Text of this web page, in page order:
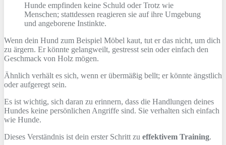
Hunde empfinden keine Schuld oder Trotz wie
Menschen; stattdessen reagieren sie auf ihre Umgebung
und angeborene Instinkte.
Wenn dein Hund zum Beispiel Möbel kaut, tut er das nicht, um dich
zu ärgern. Er könnte gelangweilt, gestresst sein oder einfach den
Geschmack von Holz mögen.
Ähnlich verhält es sich, wenn er übermäßig bellt; er könnte ängstlich
oder aufgeregt sein.
Es ist wichtig, sich daran zu erinnern, dass die Handlungen deines
Hundes keine persönlichen Angriffe sind. Sie verhalten sich einfach
wie Hunde.
Dieses Verständnis ist dein erster Schritt zu effektivem Training.